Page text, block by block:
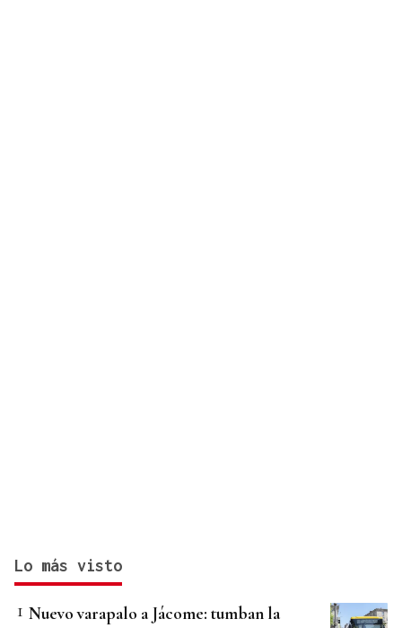
Lo más visto
Nuevo varapalo a Jácome: tumban la